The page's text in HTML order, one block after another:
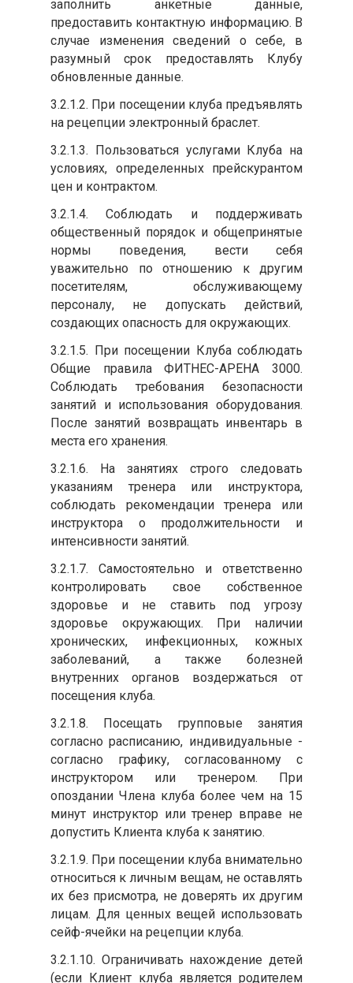
заполнить анкетные данные,
предоставить контактную информацию. В
случае изменения сведений о себе, в
разумный срок предоставлять Клубу
обновленные данные.
3.2.1.2. При посещении клуба предъявлять
на рецепции электронный браслет.
3.2.1.3. Пользоваться услугами Клуба на
условиях, определенных прейскурантом
цен и контрактом.
3.2.1.4. Соблюдать и поддерживать
общественный порядок и общепринятые
нормы поведения, вести себя
уважительно по отношению к другим
посетителям, обслуживающему
персоналу, не допускать действий,
создающих опасность для окружающих.
3.2.1.5. При посещении Клуба соблюдать
Общие правила ФИТНЕС-АРЕНА 3000.
Соблюдать требования безопасности
занятий и использования оборудования.
После занятий возвращать инвентарь в
места его хранения.
3.2.1.6. На занятиях строго следовать
указаниям тренера или инструктора,
соблюдать рекомендации тренера или
инструктора о продолжительности и
интенсивности занятий.
3.2.1.7. Самостоятельно и ответственно
контролировать свое собственное
здоровье и не ставить под угрозу
здоровье окружающих. При наличии
хронических, инфекционных, кожных
заболеваний, а также болезней
внутренних органов воздержаться от
посещения клуба.
3.2.1.8. Посещать групповые занятия
согласно расписанию, индивидуальные -
согласно графику, согласованному с
инструктором или тренером. При
опоздании Члена клуба более чем на 15
минут инструктор или тренер вправе не
допустить Клиента клуба к занятию.
3.2.1.9. При посещении клуба внимательно
относиться к личным вещам, не оставлять
их без присмотра, не доверять их другим
лицам. Для ценных вещей использовать
сейф-ячейки на рецепции клуба.
3.2.1.10. Ограничивать нахождение детей
(если Клиент клуба является родителем